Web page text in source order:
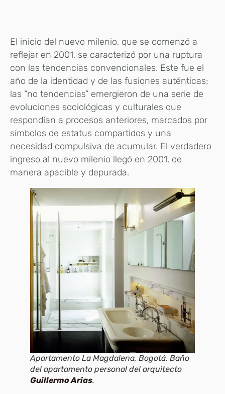
El inicio del nuevo milenio, que se comenzó a
reflejar en 2001, se caracterizó por una ruptura
con las tendencias convencionales. Este fue el
año de la identidad y de las fusiones auténticas;
las “no tendencias” emergieron de una serie de
evoluciones sociológicas y culturales que
respondían a procesos anteriores, marcados por
símbolos de estatus compartidos y una
necesidad compulsiva de acumular. El verdadero
ingreso al nuevo milenio llegó en 2001, de
manera apacible y depurada.
Apartamento La Magdalena, Bogotá. Baño
del apartamento personal del arquitecto
Guillermo Arias.